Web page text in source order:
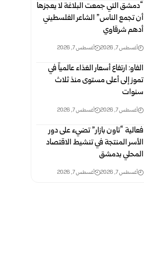
“دمشق التي جمعت البلاغة لا يعجزها
أن تجمع الناس” الشاعر الفلسطيني
أدهم شرقاوي
أغسطس 7, 2026 أغسطس 7, 2026
الفاو: ارتفاع أسعار الغذاء عالمياً في
تموز إلى أعلى مستوى منذ ثلاث
‏سنوات
أغسطس 7, 2026 أغسطس 7, 2026
فعالية “تاون بازار” تضيء على دور
الأسر المنتجة في تنشيط الاقتصاد
المحلي بدمشق
أغسطس 7, 2026 أغسطس 7, 2026